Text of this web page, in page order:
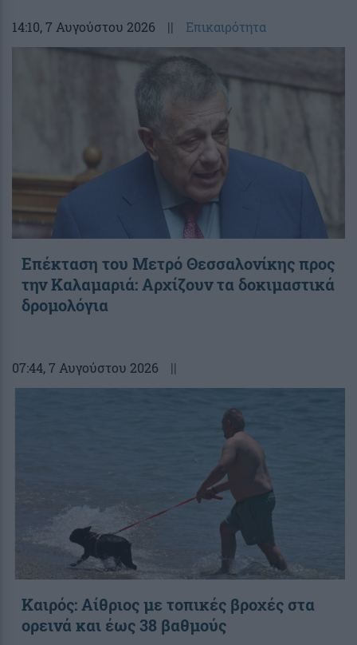
14:10, 7 Αυγούστου 2026 || Επικαιρότητα
Επέκταση του Μετρό Θεσσαλονίκης προς
την Καλαμαριά: Αρχίζουν τα δοκιμαστικά
δρομολόγια
07:44, 7 Αυγούστου 2026 ||
Καιρός: Αίθριος με τοπικές βροχές στα
ορεινά και έως 38 βαθμούς